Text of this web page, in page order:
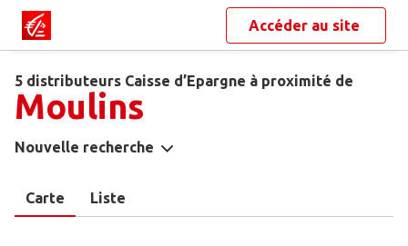
Accéder au site
5 distributeurs Caisse d’Epargne à proximité de
Moulins
Nouvelle recherche
Carte Liste